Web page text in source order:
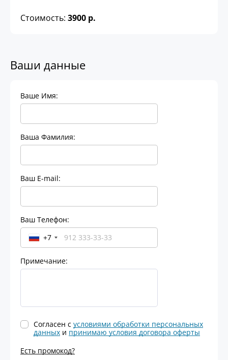
Стоимость: 3900 р.
Ваши данные
Ваше Имя:
Ваша Фамилия:
Ваш E-mail:
Ваш Телефон:
+7
Примечание:
Согласен с условиями обработки персональных
данных и принимаю условия договора оферты
Есть промокод?